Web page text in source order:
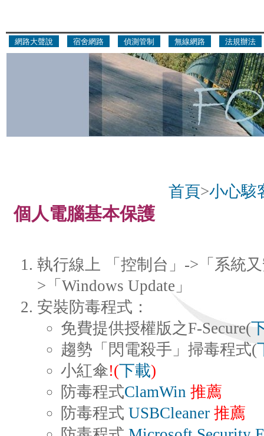
網路大聲說 宿舍網路 偵測管制 無線網路 法規辦法
首頁>小心駭
個人電腦基本保護
執行線上 「控制台」->「系統
>「Windows Update」
安裝防毒程式：
免費提供授權版之F-Secure(
趨勢「閃電殺手」掃毒程式(
小紅傘!(下載)
防毒程式ClamWin 推薦
防毒程式 USBCleaner 推薦